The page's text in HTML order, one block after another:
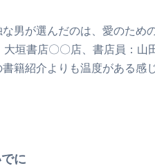
男が選んだのは、愛のため
垣書店〇〇店、書店員：山
籍紹介よりも温度がある感
に